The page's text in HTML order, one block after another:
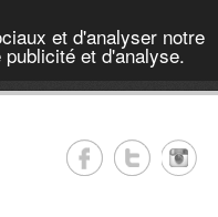
et d'analyser notre
et d'analyse.